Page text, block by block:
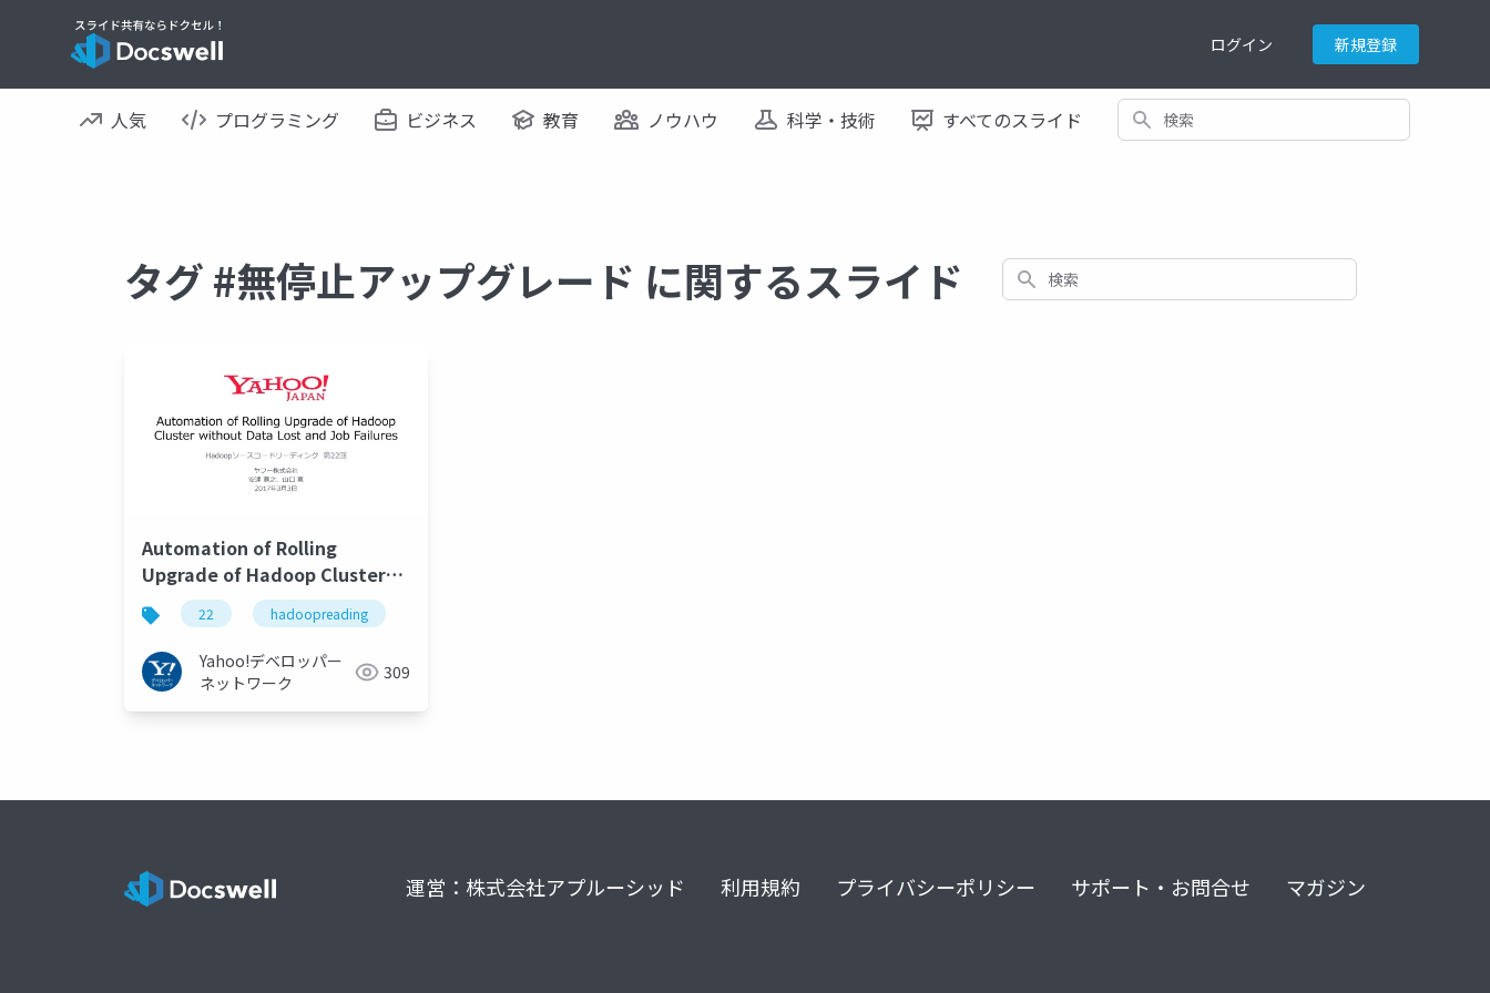
ログイン 新規登録
人気 プログラミング ビジネス 教育 ノウハウ 科学・技術 すべてのスライド 検索
タグ #無停止アップグレード に関するスライド 検索
Automation of Rolling
Upgrade of Hadoop Cluster
without Data Lost and Job
Failures - Hadoop Source
Code Reading #22
#hadoopreading
22 hadoopreading
Yahoo!デベロッパー
ネットワーク
309
運営：株式会社アプルーシッド 利用規約 プライバシーポリシー サポート・お問合せ マガジン